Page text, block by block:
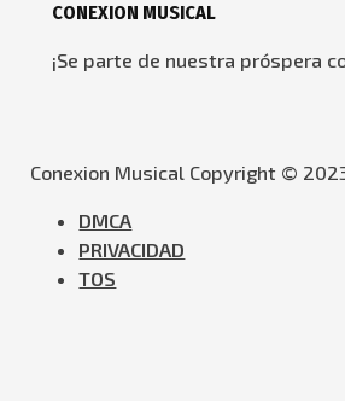
CONEXION MUSICAL
¡Se parte de nuestra próspera
Conexion Musical Copyright ©
DMCA
PRIVACIDAD
TOS